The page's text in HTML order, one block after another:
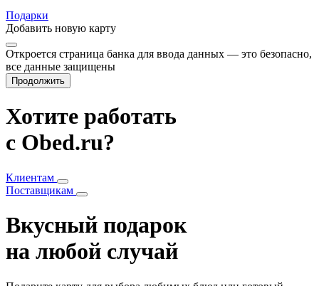
Подарки
Добавить новую карту
Откроется страница банка для ввода данных — это безопасно,
все данные защищены
Продолжить
Хотите работать
с Obed.ru?
Клиентам
Поставщикам
Вкусный подарок
на любой случай